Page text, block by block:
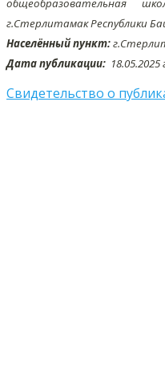
общеобразовательная
г.Стерлитамак Республики
Населённый пункт:
Дата публикации: 18.05.2025
Свидетельство о